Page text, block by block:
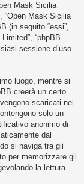
Mask Sicilia
“Open Mask Sicilia
(in seguito “essi”,
“phpBB
sessione d’uso
luogo, mentre si
creerà un certo
scaricati nei
solo un
anonimo di
dal
si naviga tra gli
per memorizzare gli
la lettura